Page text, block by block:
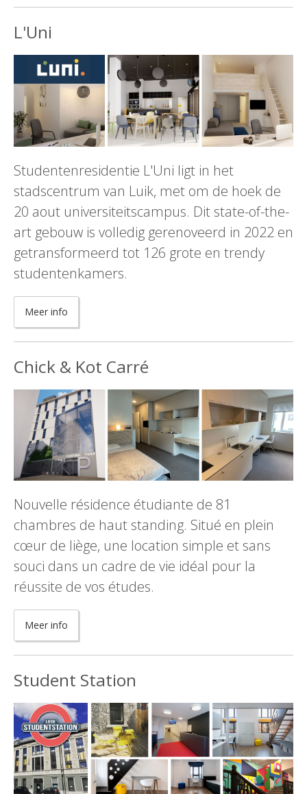
L'Uni
Studentenresidentie L'Uni ligt in het
stadscentrum van Luik, met om de hoek de
20 aout universiteitscampus. Dit state-of-the-
art gebouw is volledig gerenoveerd in 2022 en
getransformeerd tot 126 grote en trendy
studentenkamers.
Meer info
Chick & Kot Carré
Nouvelle résidence étudiante de 81
chambres de haut standing. Situé en plein
cœur de liège, une location simple et sans
souci dans un cadre de vie idéal pour la
réussite de vos études.
Meer info
Student Station